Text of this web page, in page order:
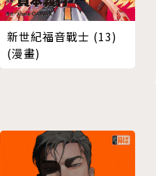
新世紀福音戰士 (13)
(漫畫)